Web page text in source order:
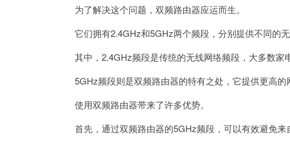
为了解决这个问题，双频路由器应运而生。
它们拥有2.4GHz和5GHz两个频段，分别提供不同的无
其中，2.4GHz频段是传统的无线网络频段，大多数家电
5GHz频段则是双频路由器的特有之处，它提供更高的
使用双频路由器带来了许多优势。
首先，通过双频路由器的5GHz频段，可以有效避免来